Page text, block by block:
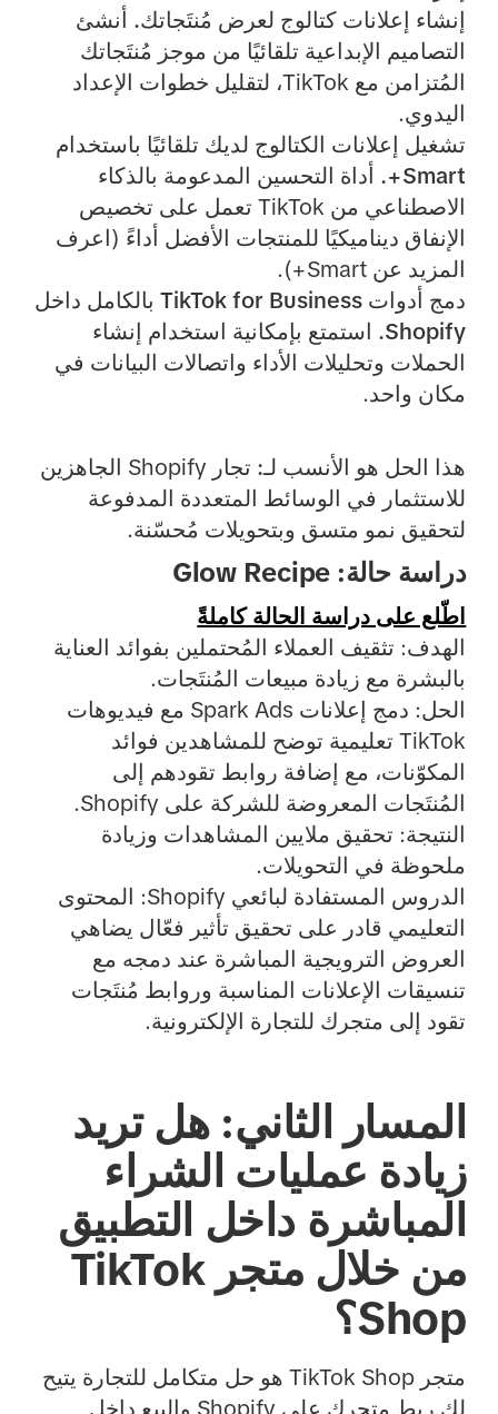
إنشاء إعلانات كتالوج لعرض مُنتَجاتك. أنشئ
التصاميم الإبداعية تلقائيًا من موجز مُنتَجاتك
المُتزامن مع TikTok، لتقليل خطوات الإعداد
اليدوي.
تشغيل إعلانات الكتالوج لديك تلقائيًا باستخدام
Smart+.
أداة التحسين المدعومة بالذكاء
الاصطناعي من TikTok تعمل على تخصيص
الإنفاق ديناميكيًا للمنتجات الأفضل أداءً (اعرف
المزيد عن Smart+).
دمج أدوات TikTok for Business بالكامل داخل
Shopify.
استمتع بإمكانية استخدام إنشاء
الحملات وتحليلات الأداء واتصالات البيانات في
مكان واحد.
هذا الحل هو الأنسب لـ:
تجار Shopify الجاهزين
للاستثمار في الوسائط المتعددة المدفوعة
لتحقيق نمو متسق وبتحويلات مُحسّنة.
دراسة حالة: Glow Recipe
اطّلع على دراسة الحالة كاملةً
الهدف: تثقيف العملاء المُحتملين بفوائد العناية
بالبشرة مع زيادة مبيعات المُنتَجات.
الحل: دمج إعلانات Spark Ads مع فيديوهات
TikTok تعليمية توضح للمشاهدين فوائد
المكوّنات، مع إضافة روابط تقودهم إلى
المُنتَجات المعروضة للشركة على Shopify.
النتيجة: تحقيق ملايين المشاهدات وزيادة
ملحوظة في التحويلات.
الدروس المستفادة لبائعي Shopify: المحتوى
التعليمي قادر على تحقيق تأثير فعّال يضاهي
العروض الترويجية المباشرة عند دمجه مع
تنسيقات الإعلانات المناسبة وروابط مُنتَجات
تقود إلى متجرك للتجارة الإلكترونية.
المسار الثاني: هل تريد
زيادة عمليات الشراء
المباشرة داخل التطبيق
من خلال متجر TikTok
Shop؟
متجر TikTok Shop هو حل متكامل للتجارة يتيح
لك ربط متجرك على Shopify والبيع داخل